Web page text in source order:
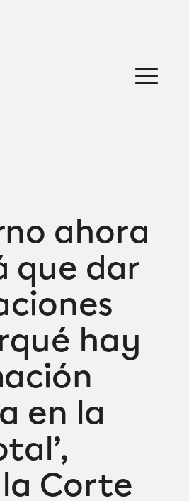
ahora
que dar
hay
en la
Corte